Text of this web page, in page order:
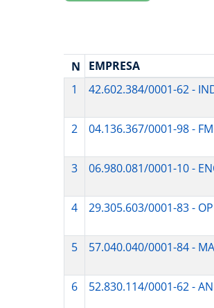
N EMPRESA
1
42.602.384/0001-62 -
2
04.136.367/0001-98 -
3
06.980.081/0001-10 -
4
29.305.603/0001-83 -
5
57.040.040/0001-84 -
6
52.830.114/0001-62 -